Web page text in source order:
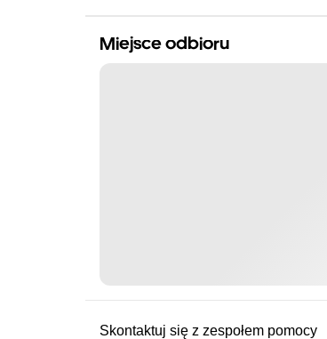
Miejsce odbioru
Skontaktuj się z zespołem pomocy